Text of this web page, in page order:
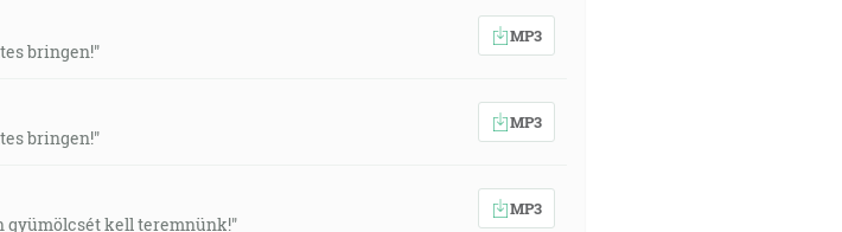
sa to stalo a je to divné v našich očiach. Toto je deň,
24]
bringen!"
MP3
bringen!"
MP3
gyümölcsét kell teremnünk!"
MP3